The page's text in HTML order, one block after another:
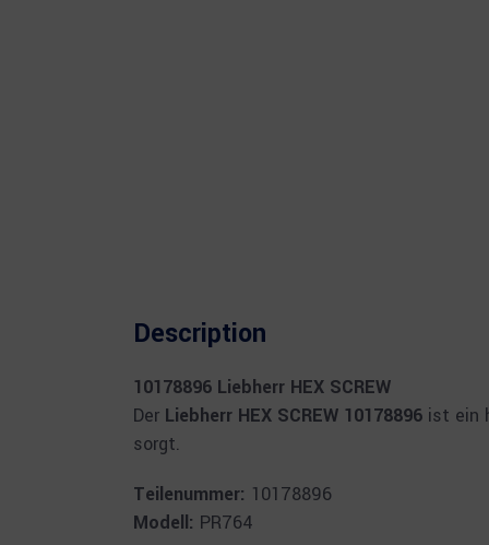
Description
10178896 Liebherr HEX SCREW
Der Liebherr HEX SCREW 10178896 ist ein
sorgt.
Teilenummer: 10178896
Modell: PR764